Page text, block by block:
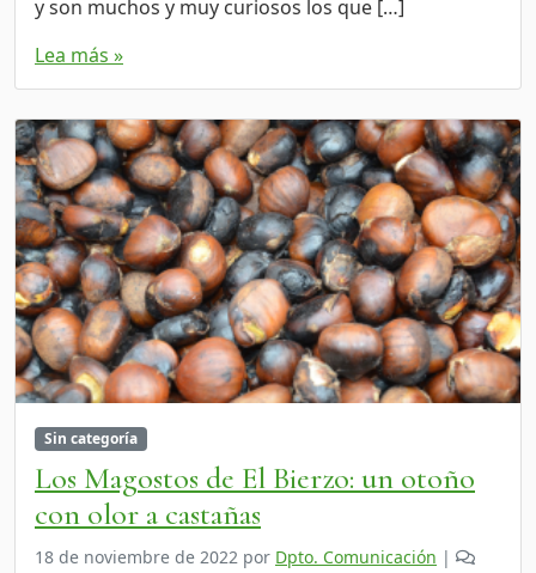
y son muchos y muy curiosos los que […]
Lea más »
Sin categoría
Los Magostos de El Bierzo: un otoño
con olor a castañas
18 de noviembre de 2022 por Dpto. Comunicación |